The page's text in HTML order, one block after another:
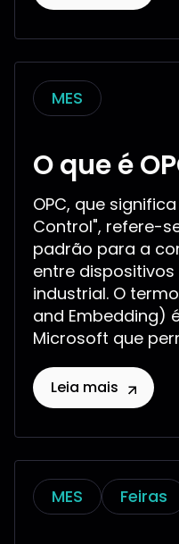
MES
O que é
OPC, que
Control", refere-
padrão para a
entre
industrial. O
and Embedding)
Microsoft que
Leia mais
MES Feiras